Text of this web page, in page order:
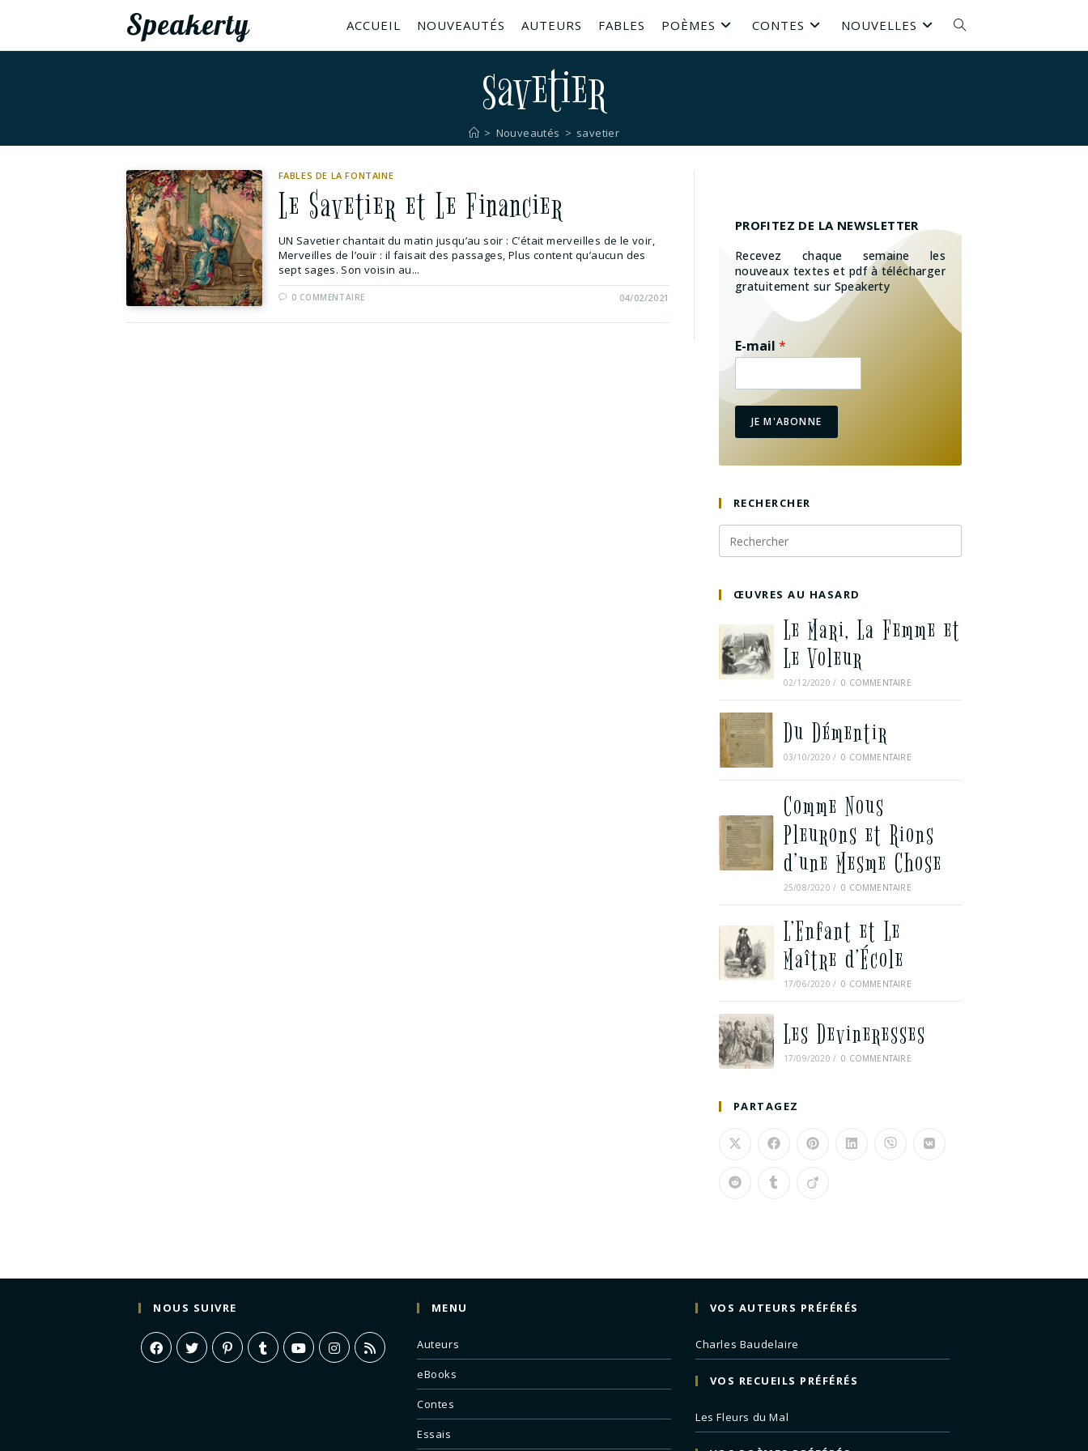
Speakerty ACCUEIL NOUVEAUTÉS AUTEURS FABLES POÈMES CONTES NOUVELLES
savetier
> Nouveautés > savetier
FABLES DE LA FONTAINE
Le Savetier et Le Financier
UN Savetier chantait du matin jusqu’au soir : C’était merveilles de le voir,
Merveilles de l’ouïr : il faisait des passages, Plus content qu’aucun des
sept sages. Son voisin au...
0 COMMENTAIRE 04/02/2021
PROFITEZ DE LA NEWSLETTER
Recevez chaque semaine les
nouveaux textes et pdf à télécharger
gratuitement sur Speakerty
E-mail *
JE M'ABONNE
RECHERCHER
ŒUVRES AU HASARD
Le Mari, La Femme et
Le Voleur
02/12/2020 / 0 COMMENTAIRE
Du Démentir
03/10/2020 / 0 COMMENTAIRE
Comme Nous
Pleurons et Rions
d’une Mesme Chose
25/08/2020 / 0 COMMENTAIRE
L’Enfant et Le
Maître d’École
17/06/2020 / 0 COMMENTAIRE
Les Devineresses
17/09/2020 / 0 COMMENTAIRE
PARTAGEZ
NOUS SUIVRE MENU
Auteurs
eBooks
Contes
Essais
VOS AUTEURS PRÉFÉRÉS
Charles Baudelaire
VOS RECUEILS PRÉFÉRÉS
Les Fleurs du Mal